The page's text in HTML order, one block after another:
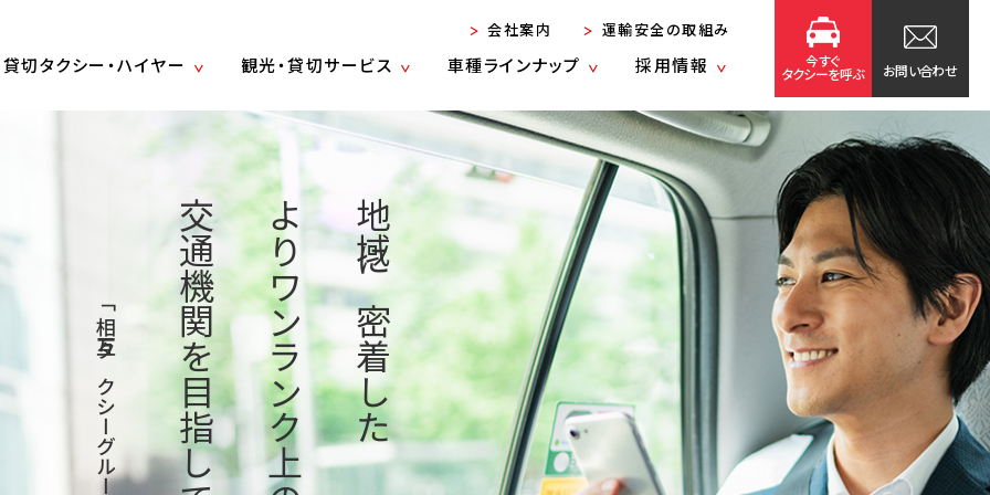
会社案内 運輸安全の取組み
貸切タクシー・ハイヤー 観光・貸切サービス 車種ラインナップ 採用情報 今すぐ
タクシーを呼ぶ お問い合わせ
地域に密着した
よりワンランク上の
交通機関を目指して
「相互タクシーグループ」